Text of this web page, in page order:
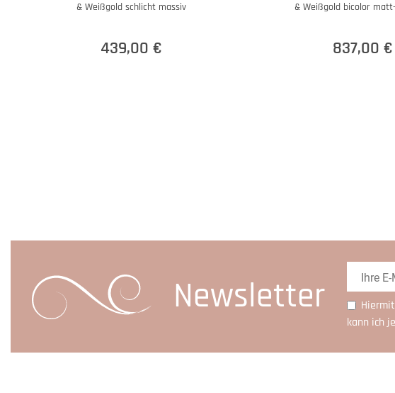
& Weißgold schlicht massiv
439,00 €
& Weißgold bicolor
837,00 €
Newsletter
kann ich